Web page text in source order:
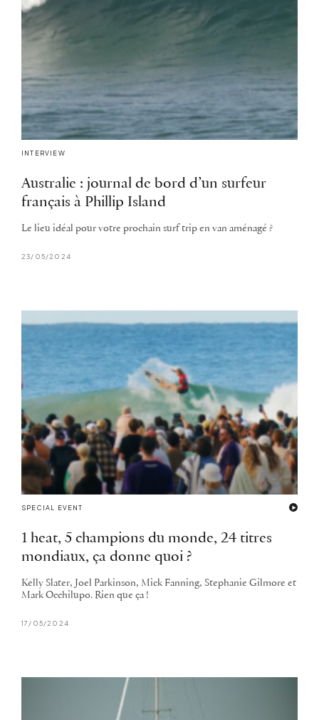
INTERVIEW
Australie : journal de bord d’un surfeur
français à Phillip Island
Le lieu idéal pour votre prochain surf trip en van aménagé ?
23/05/2024
SPECIAL EVENT
1 heat, 5 champions du monde, 24 titres
mondiaux, ça donne quoi ?
Kelly Slater, Joel Parkinson, Mick Fanning, Stephanie Gilmore et
Mark Occhilupo. Rien que ça !
17/05/2024